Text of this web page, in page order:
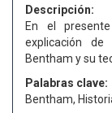
Descripción:
En el
explicación
Bentham y su
Palabras clave:
Bentham,